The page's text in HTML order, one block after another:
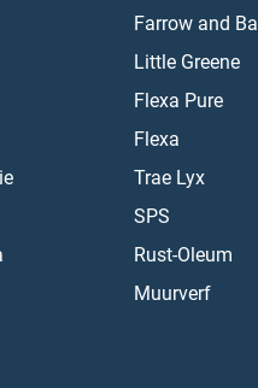
Farrow and Ball
Little Greene
Flexa Pure
Flexa
Trae Lyx
SPS
Rust-Oleum
Muurverf